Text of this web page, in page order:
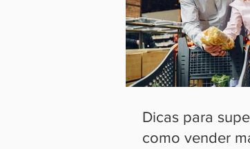
Dicas para
como vender